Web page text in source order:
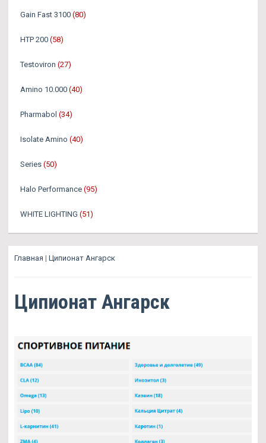
Gain Fast 3100 (80)
HTP 200 (58)
Testoviron (27)
Amino 10.000 (40)
Pharmabol (34)
Isolate Amino (40)
Series (50)
Halo Performance (95)
WHITE LIGHTING (51)
Главная | Ципионат Ангарск
Ципионат Ангарск